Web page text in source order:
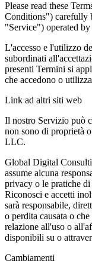
Please read these
Conditions") carefully
"Service") operated
L'accesso e l'utilizzo
subordinati
presenti Termini si
che accedono o
Link ad altri siti web
Il nostro Servizio può
non sono di proprietà
LLC.
Global Digital
assume alcuna
privacy o le pratiche
Riconosci e accetti
sarà responsabile,
o perdita causata o
relazione all'uso o
disponibili su o
Cambiamenti